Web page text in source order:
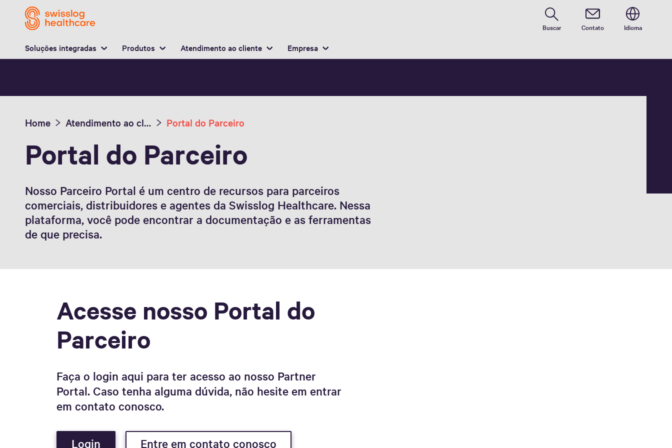
Soluções integradas Produtos Atendimento ao cliente Empresa
Buscar Contato Idioma
Home Atendimento ao cliente Portal do Parceiro
Portal do Parceiro
Nosso Parceiro Portal é um centro de recursos para parceiros
comerciais, distribuidores e agentes da Swisslog Healthcare. Nessa
plataforma, você pode encontrar a documentação e as ferramentas
de que precisa.
Acesse nosso Portal do
Parceiro
Faça o login aqui para ter acesso ao nosso Partner
Portal. Caso tenha alguma dúvida, não hesite em entrar
em contato conosco.
Login Entre em contato conosco